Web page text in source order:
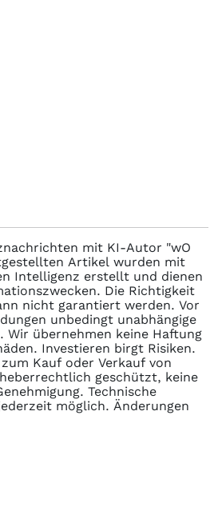
mit KI-Autor "wO
Artikel wurden mit
Intelligenz erstellt und dienen
Die Richtigkeit
nicht garantiert werden. Vor
unbedingt unabhängige
Wir übernehmen keine Haftung
Investieren birgt Risiken.
Kauf oder Verkauf von
geschützt, keine
Technische
möglich. Änderungen